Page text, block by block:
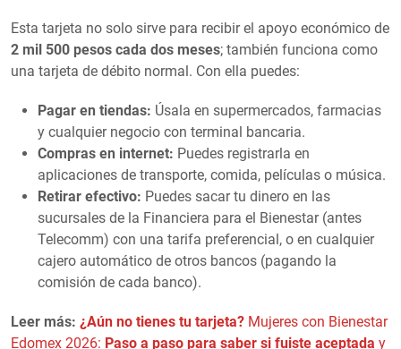
Esta tarjeta no solo sirve para recibir el apoyo económico de
2 mil 500 pesos cada dos meses; también funciona como
una tarjeta de débito normal. Con ella puedes:
Pagar en tiendas: Úsala en supermercados, farmacias
y cualquier negocio con terminal bancaria.
Compras en internet: Puedes registrarla en
aplicaciones de transporte, comida, películas o música.
Retirar efectivo: Puedes sacar tu dinero en las
sucursales de la Financiera para el Bienestar (antes
Telecomm) con una tarifa preferencial, o en cualquier
cajero automático de otros bancos (pagando la
comisión de cada banco).
Leer más: ¿Aún no tienes tu tarjeta? Mujeres con Bienestar
Edomex 2026: Paso a paso para saber si fuiste aceptada y